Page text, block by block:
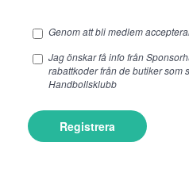
Genom att bli medlem
Jag önskar få info från
rabattkoder från de butiker som
Handbollsklubb
Registrera